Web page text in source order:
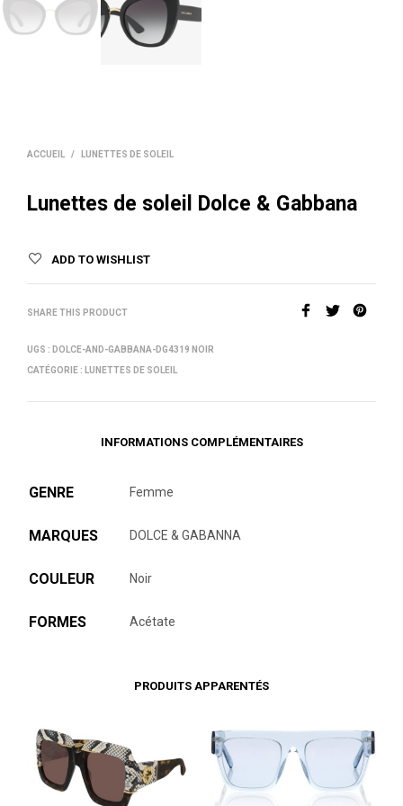
ACCUEIL / LUNETTES DE SOLEIL
Lunettes de soleil Dolce & Gabbana
ADD TO WISHLIST
SHARE THIS PRODUCT
UGS : DOLCE-AND-GABBANA-DG4319 NOIR
CATÉGORIE : LUNETTES DE SOLEIL
INFORMATIONS COMPLÉMENTAIRES
GENRE Femme
MARQUES DOLCE & GABANNA
COULEUR Noir
FORMES Acétate
PRODUITS APPARENTÉS